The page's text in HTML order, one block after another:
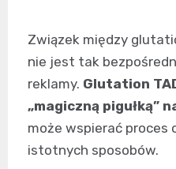
Związek między
nie jest tak
reklamy. Glutation
„magiczną pigułką”
może wspierać proces
istotnych sposobów.